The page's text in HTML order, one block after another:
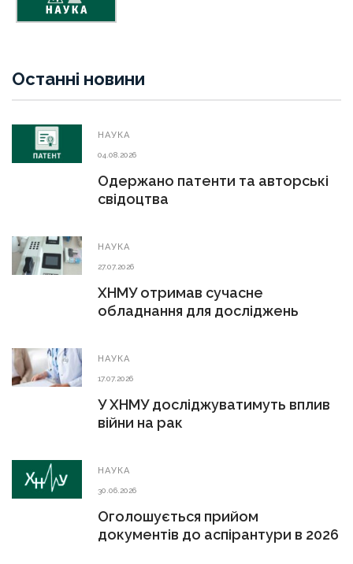
Останні новини
НАУКА
04.08.2026
Одержано патенти та авторські
свідоцтва
НАУКА
27.07.2026
ХНМУ отримав сучасне
обладнання для досліджень
НАУКА
17.07.2026
У ХНМУ досліджуватимуть вплив
війни на рак
НАУКА
30.06.2026
Оголошується прийом
документів до аспірантури в 2026